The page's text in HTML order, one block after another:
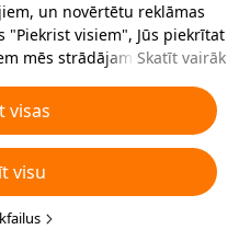
un novērtētu reklāmas
"Piekrist visiem", Jūs piekrītat
mēs strādājam,
visus nebūtiskos
sīkfailus vēlaties pieņemt vai
sīkfailus" zemāk vai jebkurā
informācijai skatiet mūsu
.
Skatīt vairāk
visas
visu